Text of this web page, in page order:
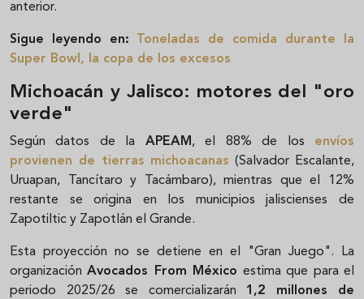
anterior.
Sigue leyendo en:
Toneladas de comida durante la
Super Bowl, la copa de los excesos
Michoacán y Jalisco: motores del "oro
verde"
Según datos de la APEAM, el 88% de los envíos
provienen de tierras michoacanas (Salvador Escalante,
Uruapan, Tancítaro y Tacámbaro), mientras que el 12%
restante se origina en los municipios jaliscienses de
Zapotiltic y Zapotlán el Grande.
Esta proyección no se detiene en el "Gran Juego". La
organizaciónAvocados From México estima que para el
periodo 2025/26 se comercializarán 1,2 millones de